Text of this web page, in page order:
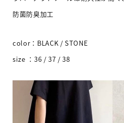
防菌防臭加工
color：BLACK / STONE
size ：36 / 37 / 38